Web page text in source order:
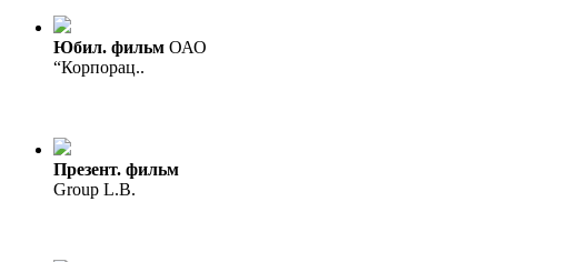
Юбил. фильм ОАО
“Корпорац..
Презент. фильм
Group L.B.